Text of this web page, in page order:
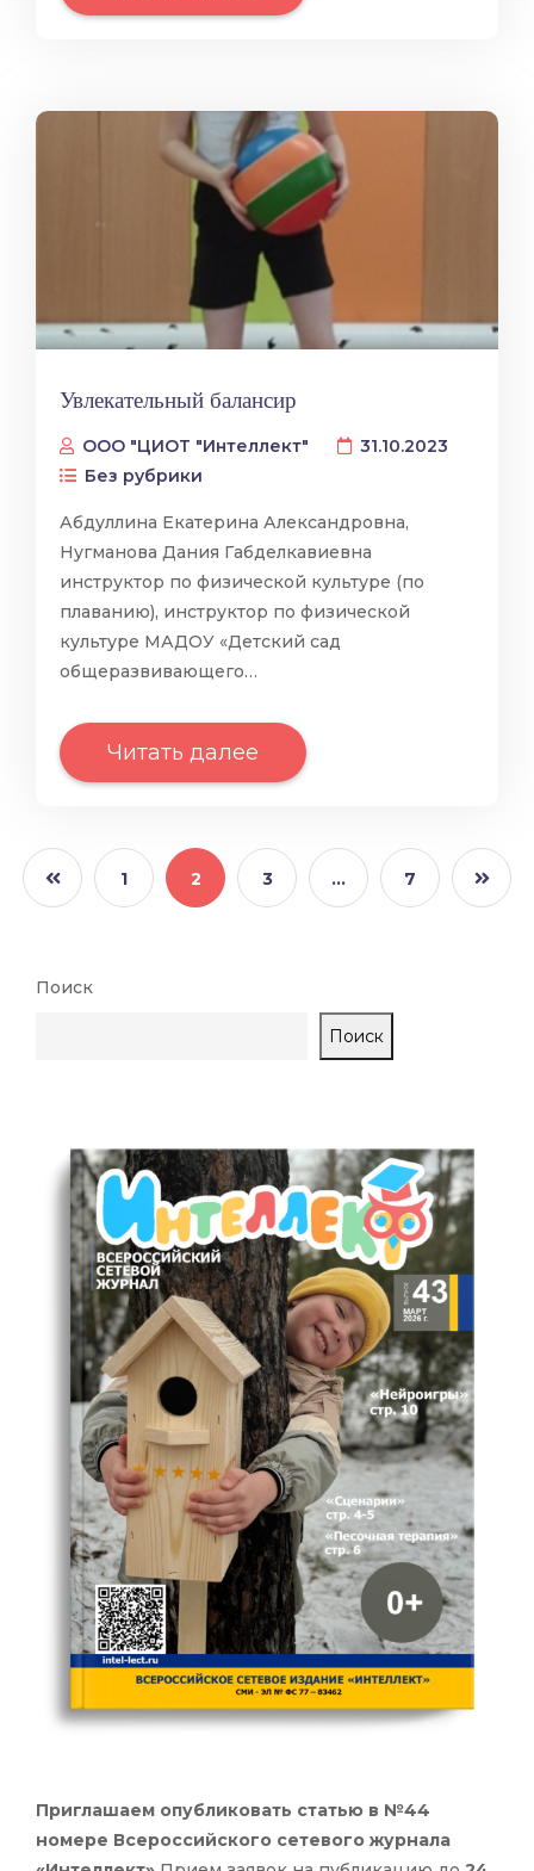
Увлекательный балансир
ООО "ЦИОТ "Интеллект"
31.10.2023
Без рубрики
Абдуллина Екатерина Александровна,
Нугманова Дания Габделкавиевна
инструктор по физической культуре (по
плаванию), инструктор по физической
культуре МАДОУ «Детский сад
общеразвивающего…
Читать далее
1 2 3 … 7
Поиск
Поиск
Приглашаем опубликовать статью в №44
номере Всероссийского сетевого журнала